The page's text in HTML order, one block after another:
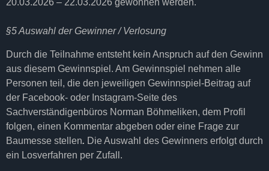
20.03.2026 – 22.03.2026 gewonnen werden.
§5 Auswahl der Gewinner / Verlosung
Durch die Teilnahme entsteht kein Anspruch auf den Gewinn
aus diesem Gewinnspiel. Am Gewinnspiel nehmen alle
Personen teil, die den jeweiligen Gewinnspiel-Beitrag auf
der Facebook- oder Instagram-Seite des
Sachverständigenbüros Norman Böhmeliken, dem Profil
folgen, einen Kommentar abgeben oder eine Frage zur
Baumesse stellen. Die Auswahl des Gewinners erfolgt durch
ein Losverfahren per Zufall.